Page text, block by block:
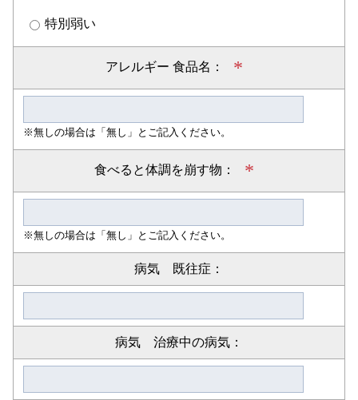
特別弱い
アレルギー 食品名： *
※無しの場合は「無し」とご記入ください。
食べると体調を崩す物： *
※無しの場合は「無し」とご記入ください。
病気 既往症：
病気 治療中の病気：